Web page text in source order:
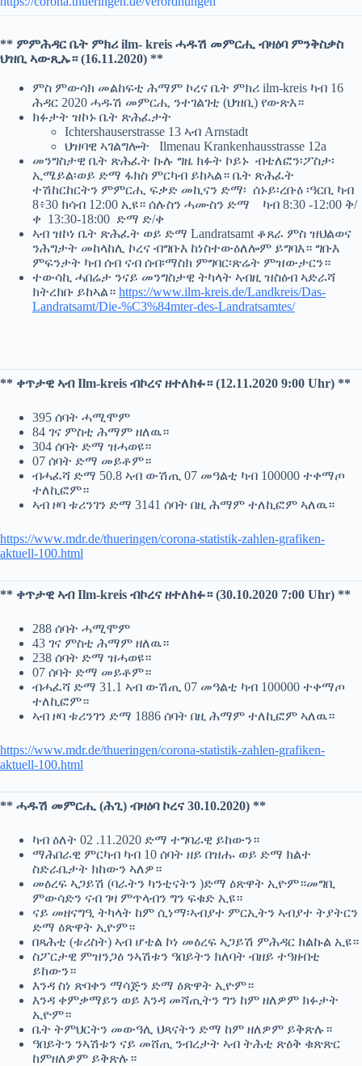
** ምምሕዳር ቤት ምክሪ ilm- kreis ሓዱሽ መምርሒ ብዛዕባ ምንቅስቃስ
ህዝቢ ኣውጺኡ። (16.11.2020) **
ምስ ምውሳክ መልከፍቲ ሕማም ኮረና ቤት ምክሪ ilm-kreis ካብ 16
ሕዳር 2020 ሓዱሽ መምርሒ ንተገልገቲ (ህዝቢ) የውጽእ።
ክፉታት ዝኮኑ ቤት ጽሕፈታት
Ichtershauserstrasse 13 ኣብ Arnstadt
ህዝባዊ ኣገልግሎት Ilmenau Krankenhausstrasse 12a
መንግስታዊ ቤት ጽሕፈት ኩሉ ግዜ ክፉት ኮይኑ ብቴለፎን፡ፖስታ፡
ኢሜይል፡ወይ ድማ ፋክስ ምርካብ ይከኣል። ቤት ጽሕፈት
ተሽከርከርትን ምምርሒ ፍቃድ መኪናን ድማ፡ ሰኑይ፡ረቡዕ ፡ዓርቢ ካብ
8፥30 ክሳብ 12:00 ኢዩ። ሰሉስን ሓሙስን ድማ ካብ 8:30 -12:00 ቅ/
ቀ 13:30-18:00 ድማ ድ/ቀ
ኣብ ዝኮነ ቤት ጽሕፈት ወይ ድማ Landratsamt ቆጸራ ምስ ዝህልወና
ንሕግታት መከላከሊ ኮረና ብግቡእ ከነስተውዕለሎም ይግባእ። ግቡእ
ምፍንታት ካብ ሰብ ናብ ሰብ፡ማስክ ምግባር፡ጽሬት ምዝውታርን።
ተውሳኪ ሓበሬታ ንናይ መንግስታዊ ትካላት ኣብዚ ዝስዕብ ኣድራሻ
ክትረክቡ ይከኣል። https://www.ilm-kreis.de/Landkreis/Das-
Landratsamt/Die-%C3%84mter-des-Landratsamtes/
** ቀጥታዊ ኣብ Ilm-kreis ብኮረና ዘተለክፉ። (12.11.2020 9:00 Uhr) **
395 ሰባት ሓሚሞም
84 ገና ምስቲ ሕማም ዘለዉ።
304 ሰባት ድማ ዝሓወዩ።
07 ሰባት ድማ መይቶም።
ብሓፈሻ ድማ 50.8 ኣብ ውሽጢ 07 መዓልቲ ካብ 100000 ተቀማጦ
ተለኪፎም።
ኣብ ዞባ ቱሪንገን ድማ 3141 ሰባት በዚ ሕማም ተለኪፎም ኣለዉ።
https://www.mdr.de/thueringen/corona-statistik-zahlen-grafiken-
aktuell-100.html
** ቀጥታዊ ኣብ Ilm-kreis ብኮረና ዘተለክፉ። (30.10.2020 7:00 Uhr) **
288 ሰባት ሓሚሞም
43 ገና ምስቲ ሕማም ዘለዉ።
238 ሰባት ድማ ዝሓወዩ።
07 ሰባት ድማ መይቶም።
ብሓፈሻ ድማ 31.1 ኣብ ውሽጢ 07 መዓልቲ ካብ 100000 ተቀማጦ
ተለኪፎም።
ኣብ ዞባ ቱሪንገን ድማ 1886 ሰባት በዚ ሕማም ተለኪፎም ኣለዉ።
https://www.mdr.de/thueringen/corona-statistik-zahlen-grafiken-
aktuell-100.html
** ሓዱሽ መምርሒ (ሕጊ) ብዛዕባ ኮረና 30.10.2020) **
ካብ ዕለት 02 .11.2020 ድማ ተግባራዊ ይከውን።
ማሕበራዊ ምርካብ ካብ 10 ሰባት ዘይ በዝሑ ወይ ድማ ክልተ
ስድራቤታት ክከውን ኣለዎ።
መዕረፍ ኣጋይሽ (ባራትን ካንቲናትን )ድማ ዕጽዋት ኢዮም።መግቢ
ምውሳድን ናብ ገዛ ምጥላብን ግን ፍቁድ ኢዩ።
ናይ መዘናግዒ ትካላት ከም ሲነማ፡ኣብያተ ምርኢትን ኣብያተ ትያትርን
ድማ ዕጽዋት ኢዮም።
በጻሕቲ (ቱሪስት) ኣብ ሆቴል ኮነ መዕረፍ ኣጋይሽ ምሕዳር ክልኩል ኢዩ።
ስፖርታዊ ምዝንጋዕ ንኣሽቱን ዓበይትን ክለባት ብዘይ ተዓዘብቲ
ይከውን።
እንዳ ስነ ጽባቀን ማሳጅን ድማ ዕጽዋት ኢዮም።
እንዳ ቀምቃማይን ወይ እንዳ መሻጢትን ግን ከም ዘለዎም ክፉታት
ኢዮም።
ቤት ትምህርትን መውዓሊ ህጻናትን ድማ ከም ዘለዎም ይቅጽሉ።
ዓበይትን ንኣሽቱን ናይ መሸጢ ንብረታት ኣብ ትሕቲ ጽዕቅ ቁጽጽር
ከምዘለዎም ይቅጽሉ።